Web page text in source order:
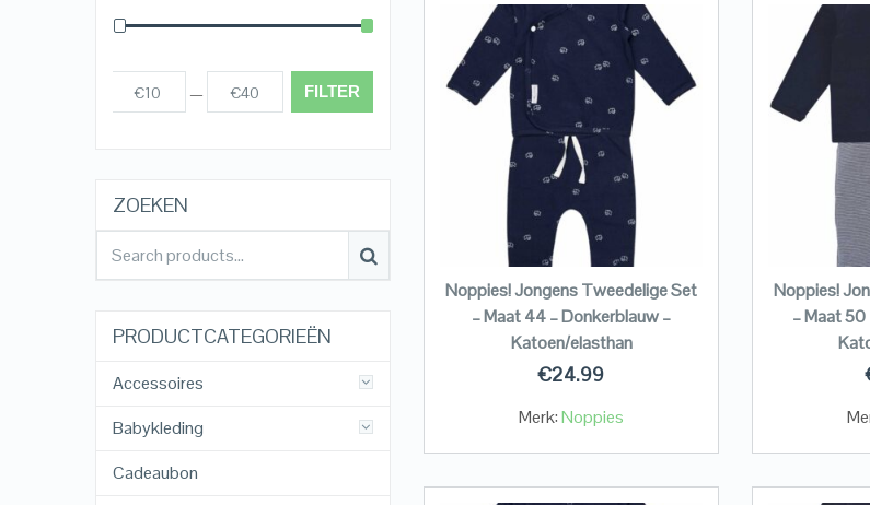
Noppies! Jongens Tweedelige Set
– Maat 44 – Donkerblauw –
Katoen/elasthan
€24.99
Merk:Noppies
Noppies!
– Maat 50
FILTER
€10 — €40
ZOEKEN
PRODUCTCATEGORIEËN
Accessoires
Babykleding
Cadeaubon